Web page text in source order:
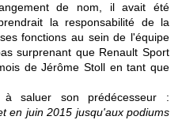
de nom, il avait été
la responsabilité de la
fonctions au sein de l'équipe
surprenant que Renault Sport
de Jérôme Stoll en tant que
saluer son prédécesseur :
en juin 2015 jusqu'aux podiums